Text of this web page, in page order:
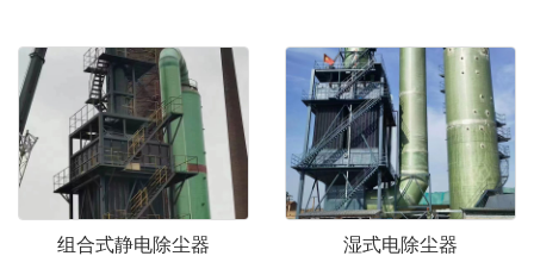
组合式静电除尘器 湿式电除尘器